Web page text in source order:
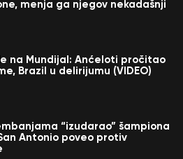
menja ga njegov nekadašnji
na Mundijal: Anćeloti pročitao
Brazil u delirijumu (VIDEO)
“izudarao” šampiona
Antonio poveo protiv